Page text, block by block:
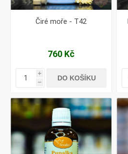
Čiré moře - T42
760 Kč
i
h
DO KOŠÍKU